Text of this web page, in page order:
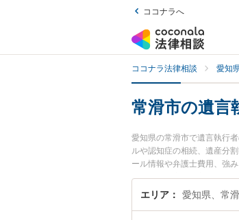
ココナラへ
ココナラ法律相談 愛知
常滑市の遺言
愛知県の常滑市で遺言執行
ルや認知症の相続、遺産分
ール情報や弁護士費用、強
ブル解決の実績豊富な近く
めです。
エリア 愛知県、常